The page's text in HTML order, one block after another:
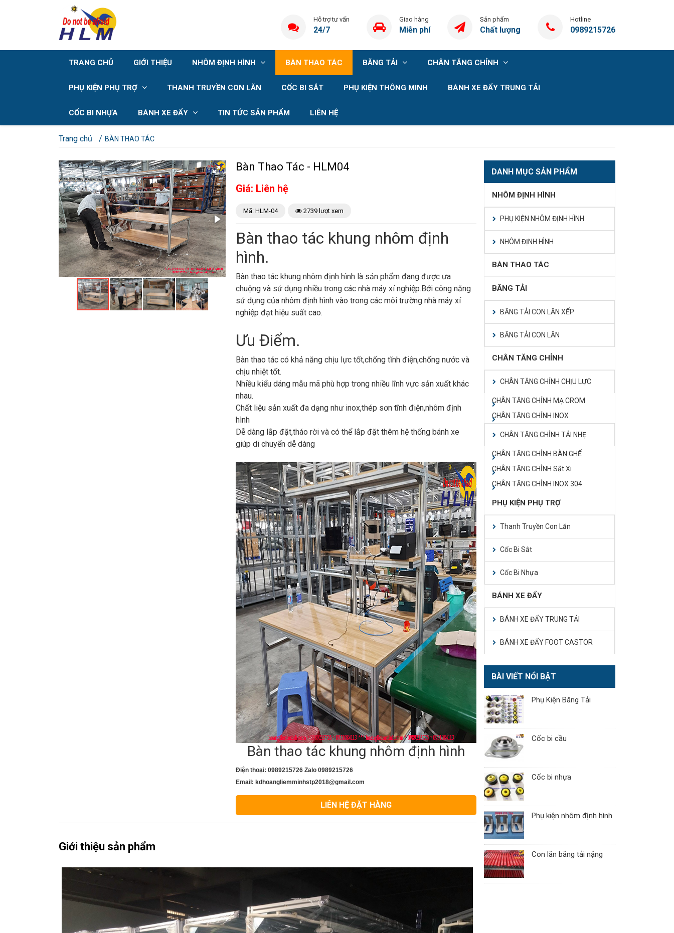
Hỗ trợ tư vấn
24/7
Giao hàng
Miễn phí
Sản phẩm
Chất lượng
Hotline
0989215726
TRANG CHỦ GIỚI THIỆU NHÔM ĐỊNH HÌNH BÀN THAO TÁC BĂNG TẢI CHÂN TĂNG CHỈNH
PHỤ KIỆN PHỤ TRỢ THANH TRUYỀN CON LĂN CỐC BI SẮT PHỤ KIỆN THÔNG MINH BÁNH XE ĐẨY TRUNG TẢI
CỐC BI NHỰA BÁNH XE ĐẨY TIN TỨC SẢN PHẨM LIÊN HỆ
Trang chủ BÀN THAO TÁC
Bàn Thao Tác - HLM04
Giá: Liên hệ
Mã: HLM-04 2739 lượt xem
Bàn thao tác khung nhôm định
hình.
Bàn thao tác khung nhôm định hình là sản phẩm đang được ưa
chuộng và sử dụng nhiều trong các nhà máy xí nghiệp.Bới công năng
sử dụng của nhôm định hình vào trong các môi trường nhà máy xí
nghiệp đạt hiệu suất cao.
Ưu Điểm.
Bàn thao tác có khả năng chịu lực tốt,chống tĩnh điện,chống nước và
chịu nhiệt tốt.
Nhiều kiểu dáng mẫu mã phù hợp trong nhiều lĩnh vực sản xuất khác
nhau.
Chất liệu sản xuất đa dạng như inox,thép sơn tĩnh điện,nhôm định
hình
Dễ dàng lắp đặt,tháo rời và có thể lắp đặt thêm hệ thống bánh xe
giúp di chuyển dễ dàng
Bàn thao tác khung nhôm định hình
Điện thoại: 0989215726 Zalo 0989215726
Email: kdhoangliemminhstp2018@gmail.com
LIÊN HỆ ĐẶT HÀNG
Giới thiệu sản phẩm
DANH MỤC SẢN PHẨM
NHÔM ĐỊNH HÌNH
PHỤ KIỆN NHÔM ĐỊNH HÌNH
NHÔM ĐỊNH HÌNH
BÀN THAO TÁC
BĂNG TẢI
BĂNG TẢI CON LĂN XẾP
BĂNG TẢI CON LĂN
CHÂN TĂNG CHỈNH
CHÂN TĂNG CHỈNH CHỊU LỰC
CHÂN TĂNG CHỈNH MẠ CROM
CHÂN TĂNG CHỈNH INOX
CHÂN TĂNG CHỈNH TẢI NHẸ
CHÂN TĂNG CHỈNH BÀN GHẾ
CHÂN TĂNG CHỈNH Sắt Xi
CHÂN TĂNG CHỈNH INOX 304
PHỤ KIỆN PHỤ TRỢ
Thanh Truyền Con Lăn
Cốc Bi Sắt
Cốc Bi Nhựa
BÁNH XE ĐẨY
BÁNH XE ĐẨY TRUNG TẢI
BÁNH XE ĐẨY FOOT CASTOR
BÀI VIẾT NỔI BẬT
Phụ Kiện Băng Tải
Cốc bi cầu
Cốc bi nhựa
Phụ kiện nhôm định hình
Con lăn băng tải nặng